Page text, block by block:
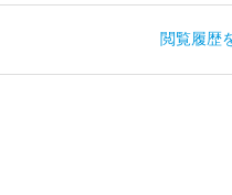
閲覧履歴